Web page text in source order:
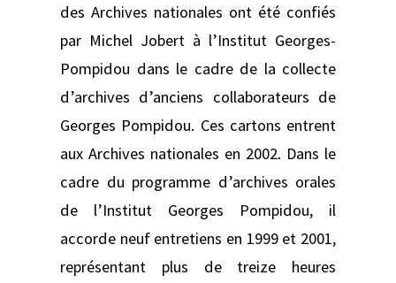
des Archives nationales ont été confiés
par Michel Jobert à l’Institut Georges-
Pompidou dans le cadre de la collecte
d’archives d’anciens collaborateurs de
Georges Pompidou. Ces cartons entrent
aux Archives nationales en 2002. Dans le
cadre du programme d’archives orales
de l’Institut Georges Pompidou, il
accorde neuf entretiens en 1999 et 2001,
représentant plus de treize heures